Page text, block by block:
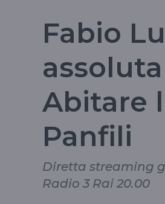
Fabio
Abitare
Panfili
Diretta streaming
Radio 3 Rai 20.00